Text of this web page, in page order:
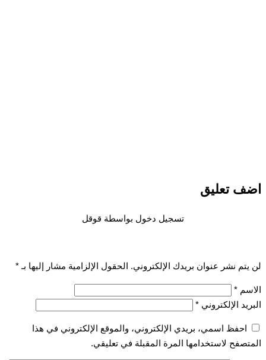
اضف تعليق
تسجيل دخول بواسطة قوقل
لن يتم نشر عنوان بريدك الإلكتروني. الحقول الإلزامية مشار إليها بـ *
الاسم *
البريد الإلكتروني *
احفظ اسمي، بريدي الإلكتروني، والموقع الإلكتروني في هذا
المتصفح لاستخدامها المرة المقبلة في تعليقي.